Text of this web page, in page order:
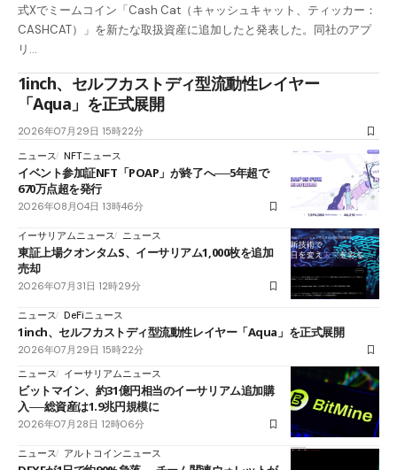
式Xでミームコイン「Cash Cat（キャッシュキャット、ティッカー：
CASHCAT）」を新たな取扱資産に追加したと発表した。同社のアプ
リ…
1inch、セルフカストディ型流動性レイヤー
「Aqua」を正式展開
2026年07月29日 15時22分
ニュース NFTニュース
イベント参加証NFT「POAP」が終了へ──5年超で
670万点超を発行
2026年08月04日 13時46分
イーサリアムニュース ニュース
東証上場クオンタムS、イーサリアム1,000枚を追加
売却
2026年07月31日 12時29分
ニュース DeFiニュース
1inch、セルフカストディ型流動性レイヤー「Aqua」を正式展開
2026年07月29日 15時22分
ニュース
イーサリアムニュース
ビットマイン、約31億円相当のイーサリアム追加購
入──総資産は1.9兆円規模に
2026年07月28日 12時06分
ニュース アルトコインニュース